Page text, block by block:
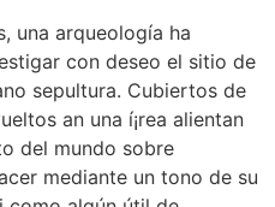
una arqueología ha
con deseo el sitio de
sepultura. Cubiertos de
an una í¡rea alientan
del mundo sobre
mediante un tono de su